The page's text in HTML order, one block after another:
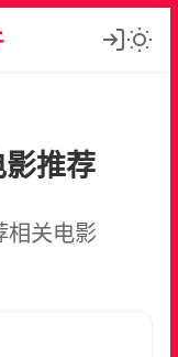
推荐
相关电影